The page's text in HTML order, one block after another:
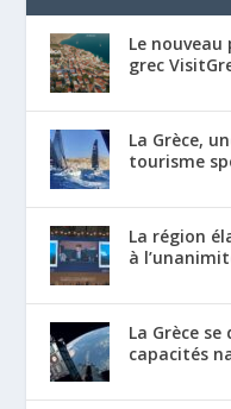
Le
grec
La Grèce,
tourisme
La région
à
La Grèce
capacités